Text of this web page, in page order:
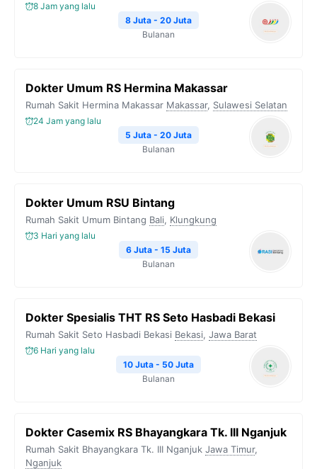
8 Jam yang lalu
8 Juta - 20 Juta
Bulanan
Dokter Umum RS Hermina Makassar
Rumah Sakit Hermina Makassar Makassar, Sulawesi Selatan
24 Jam yang lalu
5 Juta - 20 Juta
Bulanan
Dokter Umum RSU Bintang
Rumah Sakit Umum Bintang Bali, Klungkung
3 Hari yang lalu
6 Juta - 15 Juta
Bulanan
Dokter Spesialis THT RS Seto Hasbadi Bekasi
Rumah Sakit Seto Hasbadi Bekasi Bekasi, Jawa Barat
6 Hari yang lalu
10 Juta - 50 Juta
Bulanan
Dokter Casemix RS Bhayangkara Tk. III Nganjuk
Rumah Sakit Bhayangkara Tk. III Nganjuk Jawa Timur,
Nganjuk